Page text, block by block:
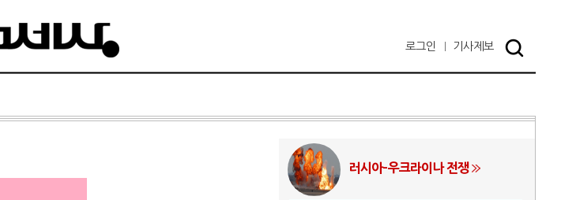
로그인 기사제보
러시아-우크라이나 전쟁